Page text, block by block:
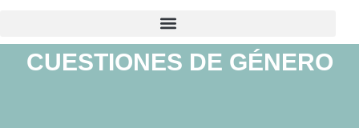
CUESTIONES DE GÉNERO